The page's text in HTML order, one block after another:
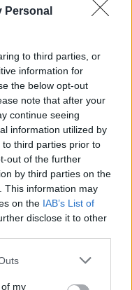
Personal
to third parties, or
information for
the below opt-out
note that after your
continue seeing
information utilized by
third parties prior to
out of the further
by third parties on the
This information may
on the IAB’s List of
disclose it to other
my
také noční teploty na
v obvodu
radnice začala se
likvidací
velkolepého, který
k nejnebezpečnějším
druhům rostlin v
Trnkovecké ulice ve
66 000 korun. Město
řekla ČTK mluvčí
výrobu nového